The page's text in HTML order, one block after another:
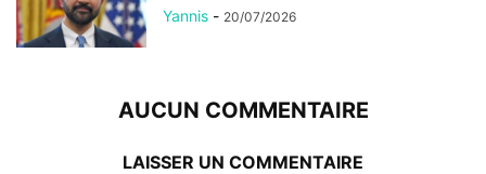
Yannis - 20/07/2026
AUCUN COMMENTAIRE
LAISSER UN COMMENTAIRE